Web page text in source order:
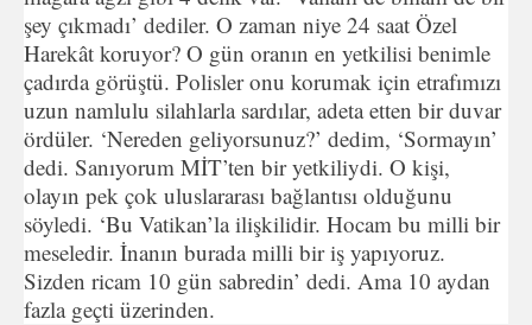
şey çıkmadı’ dediler. O zaman niye 24 saat Özel
Harekât koruyor? O gün oranın en yetkilisi benimle
çadırda görüştü. Polisler onu korumak için etrafımızı
uzun namlulu silahlarla sardılar, adeta etten bir duvar
ördüler. ‘Nereden geliyorsunuz?’ dedim, ‘Sormayın’
dedi. Sanıyorum MİT’ten bir yetkiliydi. O kişi,
olayın pek çok uluslararası bağlantısı olduğunu
söyledi. ‘Bu Vatikan’la ilişkilidir. Hocam bu milli bir
meseledir. İnanın burada milli bir iş yapıyoruz.
Sizden ricam 10 gün sabredin’ dedi. Ama 10 aydan
fazla geçti üzerinden.